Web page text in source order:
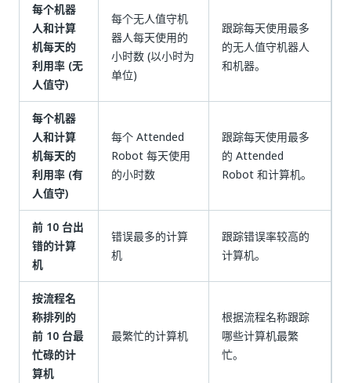
每个机器
人和计算
机每天的
利用率 (无
人值守)
每个无人值守机
器人每天使用的
小时数 (以小时为
单位)
跟踪每天使用最多
的无人值守机器人
和机器。
每个机器
人和计算
机每天的
利用率 (有
人值守)
每个 Attended
Robot 每天使用
的小时数
跟踪每天使用最多
的 Attended
Robot 和计算机。
前 10 台出
错的计算
机
错误最多的计算
机
跟踪错误率较高的
计算机。
按流程名
称排列的
前 10 台最
忙碌的计
算机
最繁忙的计算机
根据流程名称跟踪
哪些计算机最繁
忙。